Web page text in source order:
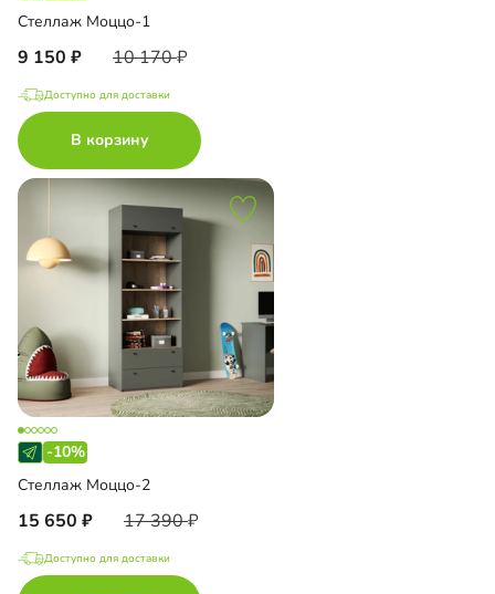
Стеллаж Моццо-1
9 150 10 170
Доступно для доставки
В корзину
-10%
Стеллаж Моццо-2
15 650 17 390
Доступно для доставки